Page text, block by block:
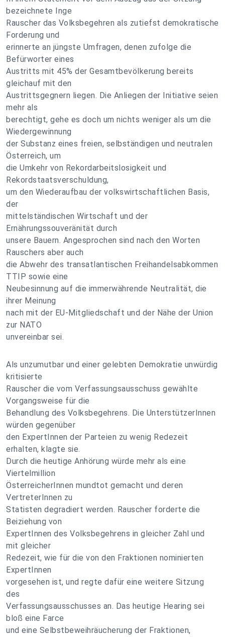
bezeichnete Inge
Rauscher das Volksbegehren als zutiefst demokratische
Forderung und
erinnerte an jüngste Umfragen, denen zufolge die
Befürworter eines
Austritts mit 45% der Gesamtbevölkerung bereits
gleichauf mit den
Austrittsgegnern liegen. Die Anliegen der Initiative seien
mehr als
berechtigt, gehe es doch um nichts weniger als um die
Wiedergewinnung
der Substanz eines freien, selbständigen und neutralen
Österreich, um
die Umkehr von Rekordarbeitslosigkeit und
Rekordstaatsverschuldung,
um den Wiederaufbau der volkswirtschaftlichen Basis,
der
mittelständischen Wirtschaft und der
Ernährungssouveränität durch
unsere Bauern. Angesprochen sind nach den Worten
Rauschers aber auch
die Abwehr des transatlantischen Freihandelsabkommen
TTIP sowie eine
Neubesinnung auf die immerwährende Neutralität, die
ihrer Meinung
nach mit der EU-Mitgliedschaft und der Nähe der Union
zur NATO
unvereinbar sei.
Als unzumutbar und einer gelebten Demokratie unwürdig
kritisierte
Rauscher die vom Verfassungsausschuss gewählte
Vorgangsweise für die
Behandlung des Volksbegehrens. Die UnterstützerInnen
würden gegenüber
den ExpertInnen der Parteien zu wenig Redezeit
erhalten, klagte sie.
Durch die heutige Anhörung würde mehr als eine
Viertelmillion
ÖsterreicherInnen mundtot gemacht und deren
VertreterInnen zu
Statisten degradiert werden. Rauscher forderte die
Beiziehung von
ExpertInnen des Volksbegehrens in gleicher Zahl und
mit gleicher
Redezeit, wie für die von den Fraktionen nominierten
ExpertInnen
vorgesehen ist, und regte dafür eine weitere Sitzung
des
Verfassungsausschusses an. Das heutige Hearing sei
bloß eine Farce
und eine Selbstbeweihräucherung der Fraktionen,